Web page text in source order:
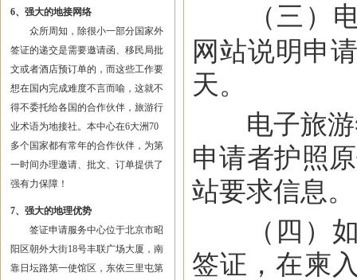
6、强大的地接网络
众所周知，除很小一部分国家外
签证的递交是需要邀请函、移民局批
文或者酒店预订单的，而这些工作要
想在国内完成难度不言而喻，这就不
得不委托给各国的合作伙伴，旅游行
业术语为地接社。本中心在6大洲70
多个国家都有常年的合作伙伴，为第
一时间办理邀请、批文、订单提供了
强有力保障！
7、强大的地理优势
签证申请服务中心位于北京市昭
阳区朝外大街18号丰联广场大厦，南
靠日坛路第一使馆区，东依三里屯第
（三）电
网站说明申
天。
电子旅游
申请者护照
站要求信息。
（四）如
签证，在柬